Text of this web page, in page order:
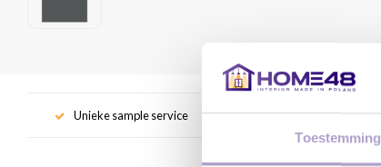
Toestemming
Unieke sample service